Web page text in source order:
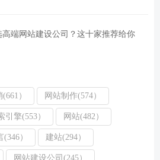
高端网站建设公司？这十家推荐给你
） 网站制作(574）
引擎(553） 网站(482）
） 建站(294）
网站建设公司(245）